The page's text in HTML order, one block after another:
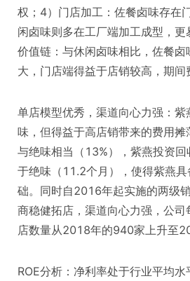
权；4）门店加工：佐餐卤味存在
闲卤味则多在工厂端加工成型，更
价值链：与休闲卤味相比，佐餐卤
大，门店端得益于店销较高，期间
单店模型优秀，渠道向心力强：
味，但得益于高店销带来的费用
与绝味相当（13%），紫燕投资
于绝味（11.2个月），使得紫燕
础。同时自2016年起实施的两级
商稳健拓店，渠道向心力强，公司
店数量从2018年的940家上升至
ROE分析：净利率处于行业平均